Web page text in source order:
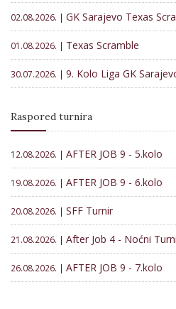
02.08.2026. | GK Sarajevo Texas
01.08.2026. | Texas Scramble
30.07.2026. | 9. Kolo Liga GK
Raspored turnira
12.08.2026. | AFTER JOB 9 - 5.kolo
19.08.2026. | AFTER JOB 9 - 6.kolo
20.08.2026. | SFF Turnir
21.08.2026. | After Job 4 - Noćni
26.08.2026. | AFTER JOB 9 - 7.kolo